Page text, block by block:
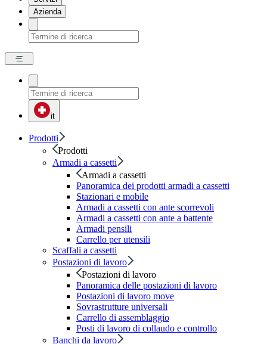
Azienda
it
Prodotti
Prodotti
Armadi a cassetti
Armadi a cassetti
Panoramica dei prodotti armadi a cassetti
Stazionari e mobile
Armadi a cassetti con ante scorrevoli
Armadi a cassetti con ante a battente
Armadi pensili
Carrello per utensili
Scaffali a cassetti
Postazioni di lavoro
Postazioni di lavoro
Panoramica delle postazioni di lavoro
Postazioni di lavoro move
Sovrastrutture universali
Carrello di assemblaggio
Posti di lavoro di collaudo e controllo
Banchi da lavoro